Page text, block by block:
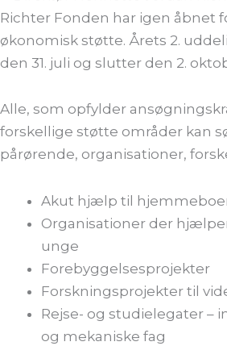
Richter Fonden har igen åbnet
økonomisk støtte. Årets 2.
den 31. juli og slutter den 2.
Alle, som opfylder
forskellige støtte områder kan
pårørende, organisationer,
Akut hjælp til
Organisationer der
unge
Forebyggelsesprojekter
Forskningsprojekter til
Rejse- og studielegater –
og mekaniske fag